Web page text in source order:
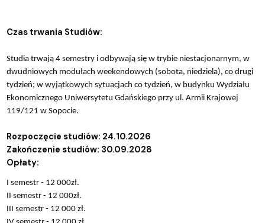
Czas trwania Studiów:
Studia trwają 4 semestry i odbywają się w trybie niestacjonarnym, w
dwudniowych modułach weekendowych (sobota, niedziela), co drugi
tydzień; w wyjątkowych sytuacjach co tydzień, w budynku Wydziału
Ekonomicznego Uniwersytetu Gdańskiego przy ul. Armii Krajowej
119/121 w Sopocie.
Rozpoczęcie studiów: 24.10.2026
Zakończenie studiów: 30.09.2028
Opłaty:
I semestr - 12 000zł.
II semestr - 12 000zł.
III semestr - 12 000 zł.